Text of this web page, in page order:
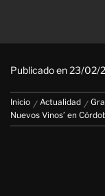
Publicado en23/02/
Inicio Actualidad
Nuevos Vinos’ en